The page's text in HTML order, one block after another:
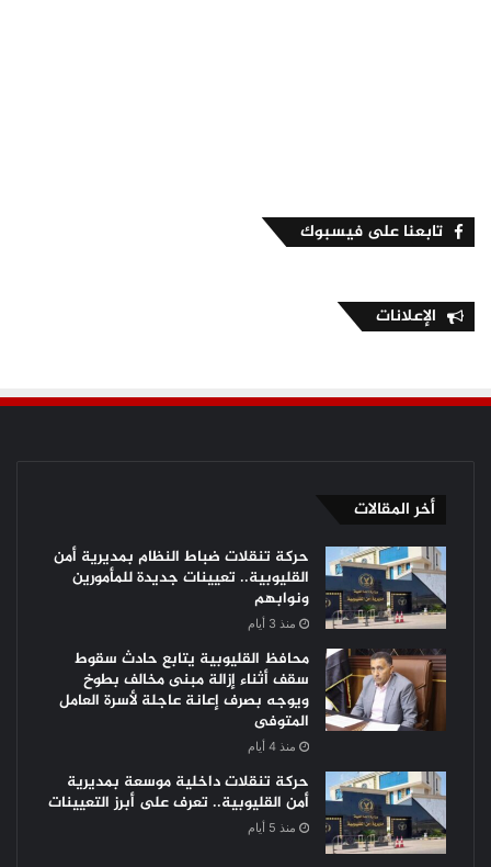
تابعنا على فيسبوك
الإعلانات
أخر المقالات
حركة تنقلات ضباط النظام بمديرية أمن
القليوبية.. تعيينات جديدة للمأمورين
ونوابهم
منذ 3 أيام
محافظ القليوبية يتابع حادث سقوط
سقف أثناء إزالة مبنى مخالف بطوخ
ويوجه بصرف إعانة عاجلة لأسرة العامل
المتوفى
منذ 4 أيام
حركة تنقلات داخلية موسعة بمديرية
أمن القليوبية.. تعرف على أبرز التعيينات
منذ 5 أيام